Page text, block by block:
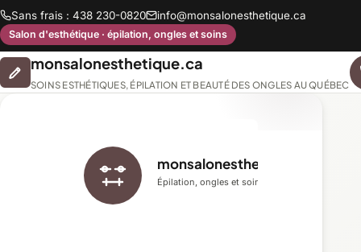
Sans frais : 438 230-0820 info@monsalonesthetique.ca
Salon d'esthétique · épilation, ongles et soins
monsalonesthetique.ca
SOINS ESTHÉTIQUES, ÉPILATION ET BEAUTÉ DES ONGLES AU QUÉBEC
monsalonesthetique.ca
Épilation, ongles et soins du visage